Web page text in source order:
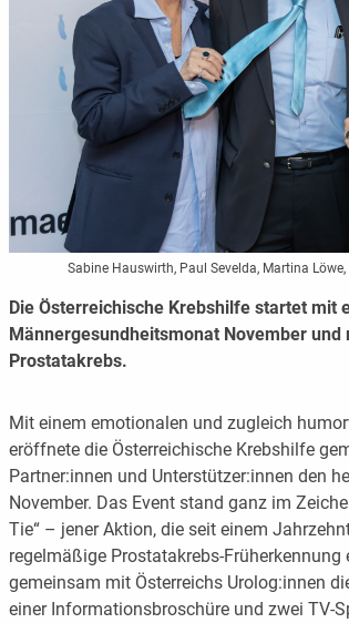
Sabine Hauswirth, Paul Sevelda, Martina
Die Österreichische Krebshilfe startet mit
Männergesundheitsmonat November
Prostatakrebs.
Mit einem emotionalen und zugleich
eröffnete die Österreichische Krebshilfe
Partner:innen und Unterstützer:innen den
November. Das Event stand ganz im
Tie“ – jener Aktion, die seit einem
regelmäßige Prostatakrebs-
gemeinsam mit Österreichs Urolog:innen
einer Informationsbroschüre und zwei TV-